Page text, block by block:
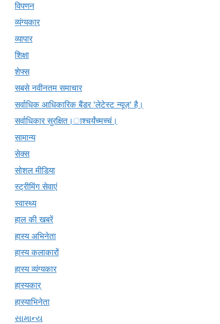
विपणन
व्यंग्यकार
व्यापार
शिक्षा
शेफ्स
सबसे नवीनतम समाचार
सर्वाधिक आधिकारिक बैंडर 'लेटेस्ट न्यूज़' है।
सर्वाधिकार सुरक्षित।ाश्चर्यंच्मच्चं।
सामान्य
सेक्स
सोशल मीडिया
स्ट्रीमिंग सेवाएं
स्वास्थ्य
हाल की खबरें
हास्य अभिनेता
हास्य कलाकारों
हास्य व्यंग्यकार
हास्यकार्
हास्याभिनेता
સામાન્ય